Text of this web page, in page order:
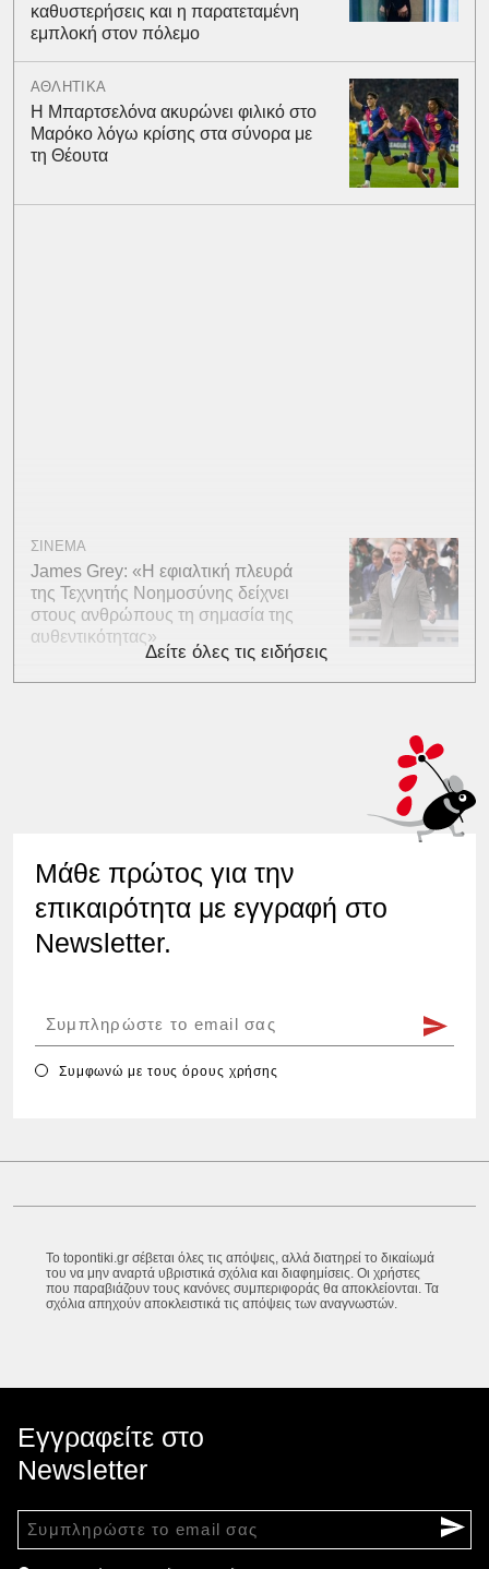
καθυστερήσεις και η παρατεταμένη
εμπλοκή στον πόλεμο
ΑΘΛΗΤΙΚΑ
Η Μπαρτσελόνα ακυρώνει φιλικό στο
Μαρόκο λόγω κρίσης στα σύνορα με
τη Θέουτα
ΣΙΝΕΜΑ
James Grey: «Η εφιαλτική πλευρά
της Τεχνητής Νοημοσύνης δείχνει
στους ανθρώπους τη σημασία της
αυθεντικότητας»
Δείτε όλες τις ειδήσεις
Μάθε πρώτος για την
επικαιρότητα με εγγραφή στο
Newsletter.
Συμφωνώ με τουςόρους χρήσης
Το topontiki.gr σέβεται όλες τις απόψεις, αλλά διατηρεί το δικαίωμά
του να μην αναρτά υβριστικά σχόλια και διαφημίσεις. Οι χρήστες
που παραβιάζουν τους κανόνες συμπεριφοράς θα αποκλείονται. Τα
σχόλια απηχούν αποκλειστικά τις απόψεις των αναγνωστών.
Εγγραφείτε στο
Newsletter